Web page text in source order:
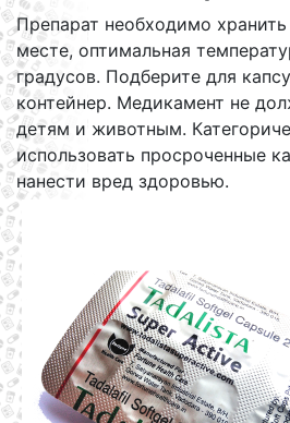
Препарат необходимо
месте, оптимальная
градусов. Подберите для
контейнер. Медикамент не
детям и животным.
использовать просроченные
нанести вред здоровью.